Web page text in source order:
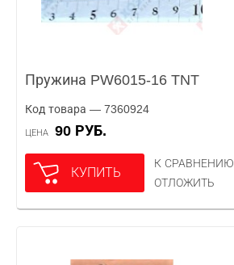
Пружина PW6015-16 TNT
Код товара — 7360924
ЦЕНА 90 РУБ.
КУПИТЬ
К СРАВНЕНИЮ
ОТЛОЖИТЬ